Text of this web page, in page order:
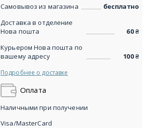
Самовывоз из магазина
бесплатно
Доставка в отделение
Нова пошта
60₴
Курьером Нова пошта по
вашему адресу
100₴
Подробнее о доставке
Оплата
Visa/MasterCard
Наличными при получении